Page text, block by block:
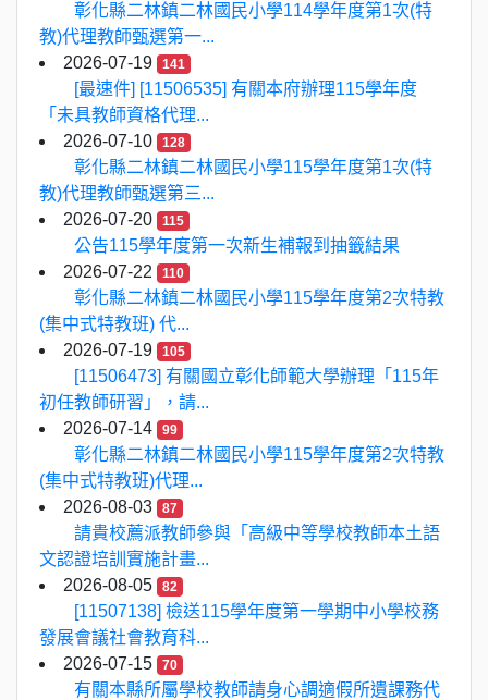
彰化縣二林鎮二林國民小學114學年度第1次(特
教)代理教師甄選第一...
2026-07-19
141
[最速件] [11506535] 有關本府辦理115學年度
「未具教師資格代理...
2026-07-10
128
彰化縣二林鎮二林國民小學115學年度第1次(特
教)代理教師甄選第三...
2026-07-20
115
公告115學年度第一次新生補報到抽籤結果
2026-07-22
110
彰化縣二林鎮二林國民小學115學年度第2次特教
(集中式特教班) 代...
2026-07-19
105
[11506473] 有關國立彰化師範大學辦理「115年
初任教師研習」，請...
2026-07-14
99
彰化縣二林鎮二林國民小學115學年度第2次特教
(集中式特教班)代理...
2026-08-03
87
請貴校薦派教師參與「高級中等學校教師本土語
文認證培訓實施計畫...
2026-08-05
82
[11507138] 檢送115學年度第一學期中小學校務
發展會議社會教育科...
2026-07-15
70
有關本縣所屬學校教師請身心調適假所遺課務代